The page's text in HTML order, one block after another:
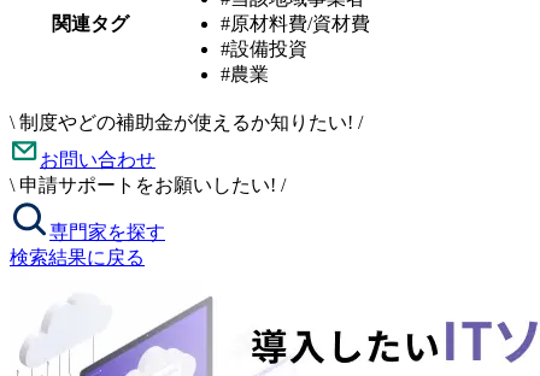
関連タグ
#原材料費/資材費
#設備投資
#農業
\ 制度やどの補助金が使えるか知りたい! /
お問い合わせ
\ 申請サポートをお願いしたい! /
専門家を探す
検索結果に戻る